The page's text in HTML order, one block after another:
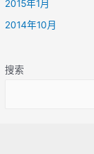
2015年1月
2014年10月
搜索